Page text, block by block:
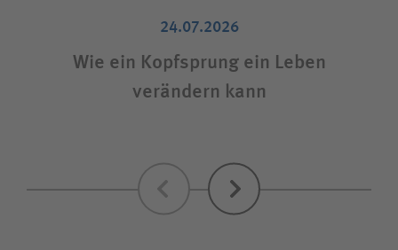
24.07.2026
Wie ein Kopfsprung ein Leben
verändern kann
Zurück Weiter